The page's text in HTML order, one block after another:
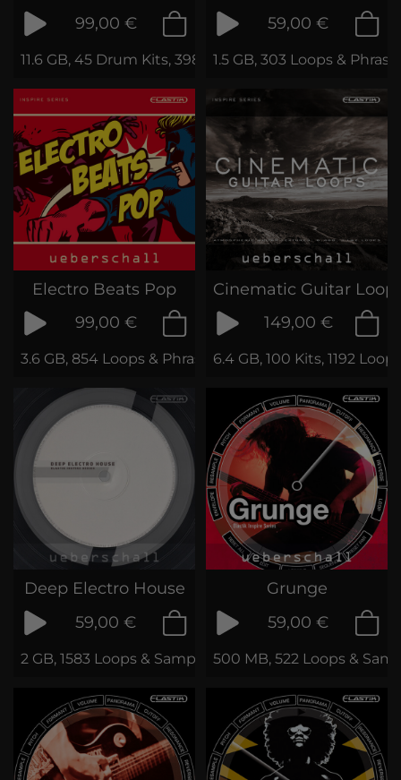
99,00 €
11.6 GB, 45 Drum Kits, 3981 Loops
59,00 €
1.5 GB, 303 Loops &
Electro Beats Pop
99,00 €
3.6 GB, 854 Loops & Phrases
Cinematic Guitar
149,00 €
6.4 GB, 100 Kits, 1192
Deep Electro House
59,00 €
2 GB, 1583 Loops & Samples
Grunge
59,00 €
500 MB, 522 Loops &